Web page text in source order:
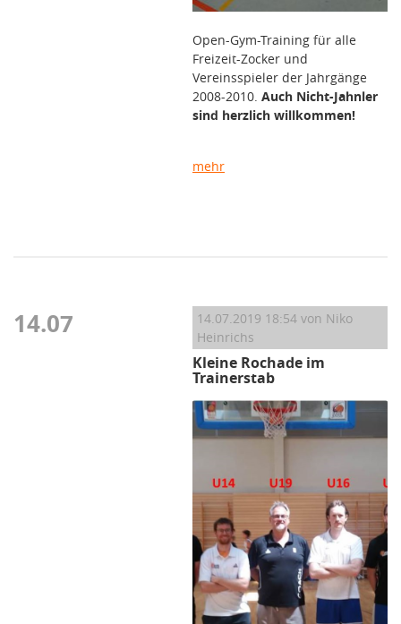
Open-Gym-Training für alle
Freizeit-Zocker und
Vereinsspieler der Jahrgänge
2008-2010. Auch Nicht-Jahnler
sind herzlich willkommen!
mehr
14.07 14.07.2019 18:54 von Niko
Heinrichs
Kleine Rochade im
Trainerstab